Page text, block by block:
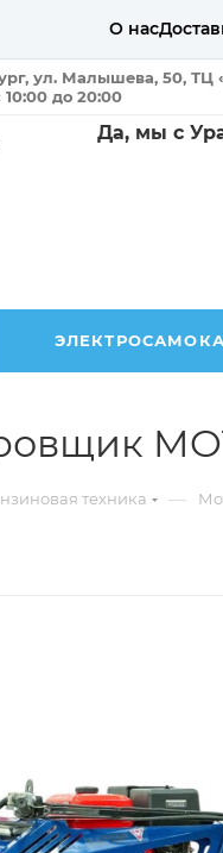
О нас
ул. Малышева, 50, ТЦ
до 20:00
Да, мы с
техника —